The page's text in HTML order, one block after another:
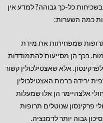
כל-כך גבוהה? למדע אין
כמה השערות:
תרופות שמפחיתות את מידת
בכך הן מסייעות להתמודדות
אלא שאצטילכולין קשור
ירידה ברמת האצטילכולין
אלצהיימר הן אלו שמעלות
פרקינסון שנוטלים תרופות
גבוה יותר לדמנציה.